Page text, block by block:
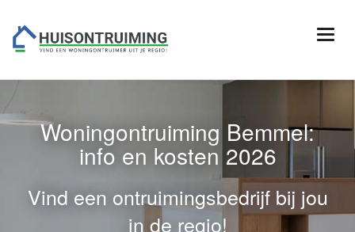
Woningontruiming Bemmel:
info en kosten 2026
Vind een ontruimingsbedrijf bij jou
in de regio!